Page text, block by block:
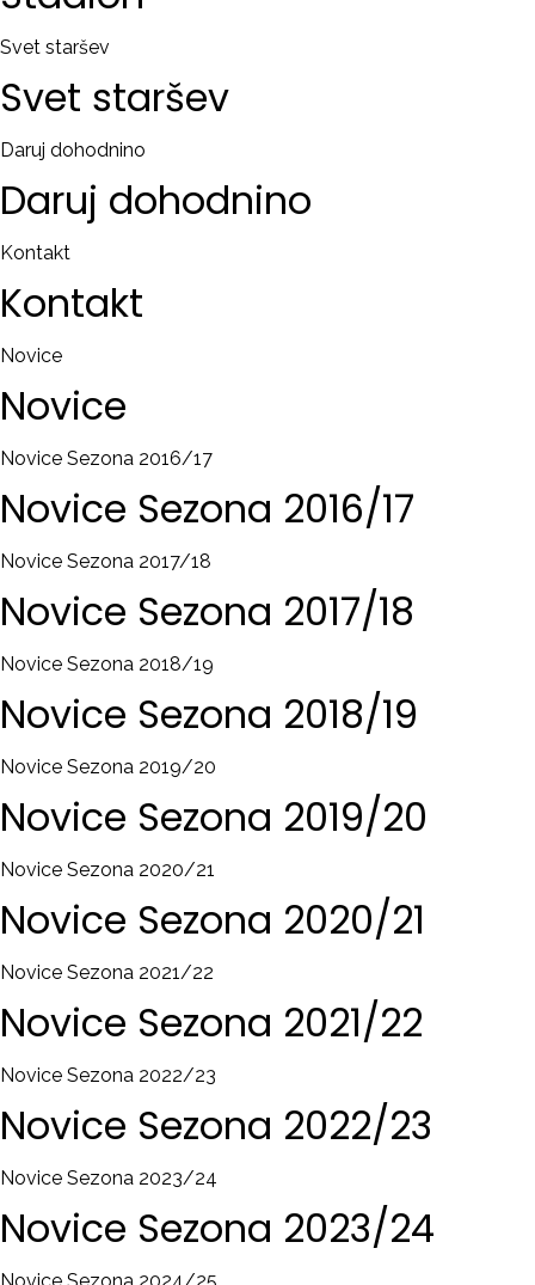
Svet staršev
Svet staršev
Daruj dohodnino
Daruj dohodnino
Kontakt
Kontakt
Novice
Novice
Novice Sezona 2016/17
Novice Sezona 2016/17
Novice Sezona 2017/18
Novice Sezona 2017/18
Novice Sezona 2018/19
Novice Sezona 2018/19
Novice Sezona 2019/20
Novice Sezona 2019/20
Novice Sezona 2020/21
Novice Sezona 2020/21
Novice Sezona 2021/22
Novice Sezona 2021/22
Novice Sezona 2022/23
Novice Sezona 2022/23
Novice Sezona 2023/24
Novice Sezona 2023/24